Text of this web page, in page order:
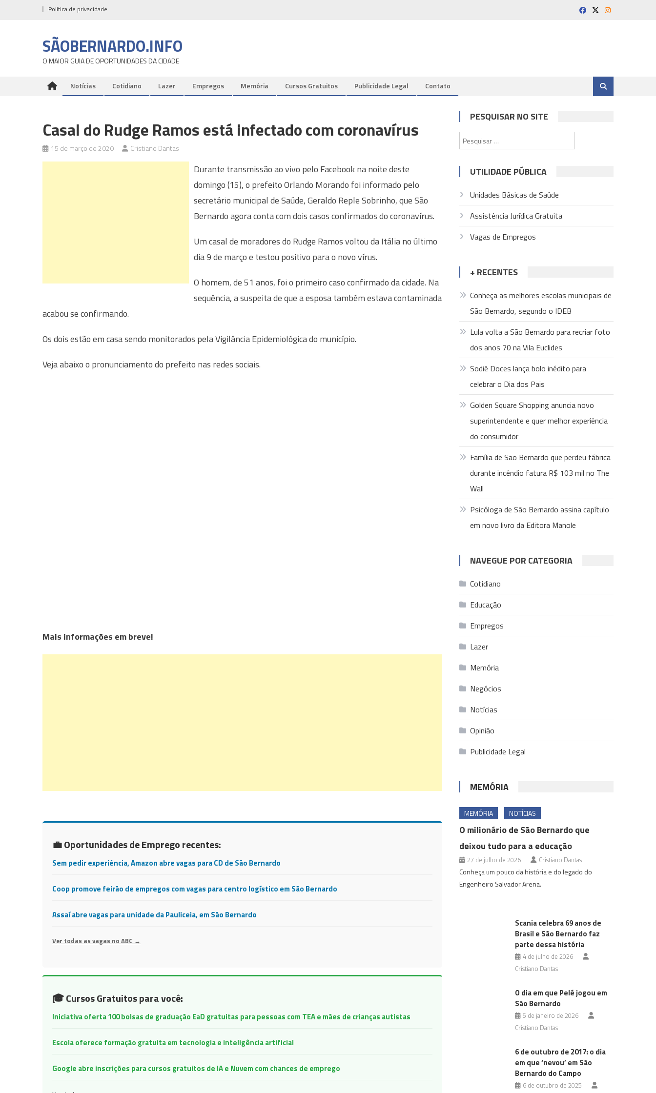
Política de privacidade
SÃOBERNARDO.INFO
O MAIOR GUIA DE OPORTUNIDADES DA CIDADE
Notícias Cotidiano Lazer Empregos Memória Cursos Gratuitos Publicidade Legal Contato
Casal do Rudge Ramos está infectado com coronavírus
15 de março de 2020 Cristiano Dantas
Durante transmissão ao vivo pelo Facebook na noite deste
domingo (15), o prefeito Orlando Morando foi informado pelo
secretário municipal de Saúde, Geraldo Reple Sobrinho, que São
Bernardo agora conta com dois casos confirmados do coronavírus.
Um casal de moradores do Rudge Ramos voltou da Itália no último
dia 9 de março e testou positivo para o novo vírus.
O homem, de 51 anos, foi o primeiro caso confirmado da cidade. Na
sequência, a suspeita de que a esposa também estava contaminada
acabou se confirmando.
Os dois estão em casa sendo monitorados pela Vigilância Epidemiológica do município.
Veja abaixo o pronunciamento do prefeito nas redes sociais.
Mais informações em breve!
💼 Oportunidades de Emprego recentes:
Sem pedir experiência, Amazon abre vagas para CD de São Bernardo
Coop promove feirão de empregos com vagas para centro logístico em São Bernardo
Assaí abre vagas para unidade da Pauliceia, em São Bernardo
Ver todas as vagas no ABC →
🎓 Cursos Gratuitos para você:
Iniciativa oferta 100 bolsas de graduação EaD gratuitas para pessoas com TEA e mães de crianças autistas
Escola oferece formação gratuita em tecnologia e inteligência artificial
Google abre inscrições para cursos gratuitos de IA e Nuvem com chances de emprego
PESQUISAR NO SITE
por:
UTILIDADE PÚBLICA
Unidades Básicas de Saúde
Assistência Jurídica Gratuita
Vagas de Empregos
+ RECENTES
Conheça as melhores escolas municipais de
São Bernardo, segundo o IDEB
Lula volta a São Bernardo para recriar foto
dos anos 70 na Vila Euclides
Sodiê Doces lança bolo inédito para
celebrar o Dia dos Pais
Golden Square Shopping anuncia novo
superintendente e quer melhor experiência
do consumidor
Família de São Bernardo que perdeu fábrica
durante incêndio fatura R$ 103 mil no The
Wall
Psicóloga de São Bernardo assina capítulo
em novo livro da Editora Manole
NAVEGUE POR CATEGORIA
Cotidiano
Educação
Empregos
Lazer
Memória
Negócios
Notícias
Opinião
Publicidade Legal
MEMÓRIA
MEMÓRIA NOTÍCIAS
O milionário de São Bernardo que
deixou tudo para a educação
27 de julho de 2026 Cristiano Dantas
Conheça um pouco da história e do legado do
Engenheiro Salvador Arena.
Scania celebra 69 anos de
Brasil e São Bernardo faz
parte dessa história
4 de julho de 2026
Cristiano Dantas
O dia em que Pelé jogou em
São Bernardo
5 de janeiro de 2026
Cristiano Dantas
6 de outubro de 2017: o dia
em que ‘nevou’ em São
Bernardo do Campo
6 de outubro de 2025